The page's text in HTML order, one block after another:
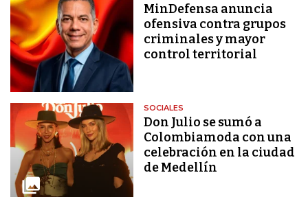
MinDefensa anuncia
ofensiva contra grupos
criminales y mayor
control territorial
SOCIALES
Don Julio se sumó a
Colombiamoda con una
celebración en la ciudad
de Medellín